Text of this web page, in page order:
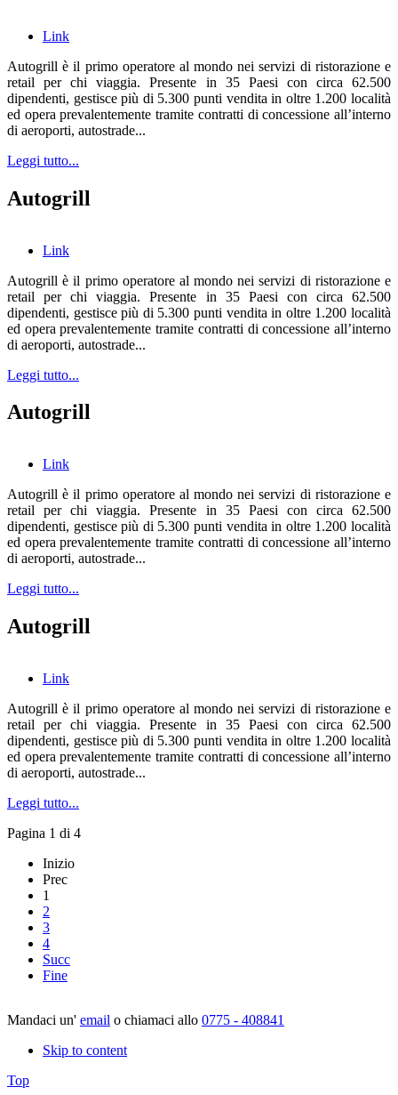
Link
Autogrill è il primo operatore al mondo nei servizi di ristorazione e
retail per chi viaggia. Presente in 35 Paesi con circa 62.500
dipendenti, gestisce più di 5.300 punti vendita in oltre 1.200 località
ed opera prevalentemente tramite contratti di concessione all’interno
di aeroporti, autostrade...
Leggi tutto...
Autogrill
Link
Autogrill è il primo operatore al mondo nei servizi di ristorazione e
retail per chi viaggia. Presente in 35 Paesi con circa 62.500
dipendenti, gestisce più di 5.300 punti vendita in oltre 1.200 località
ed opera prevalentemente tramite contratti di concessione all’interno
di aeroporti, autostrade...
Leggi tutto...
Autogrill
Link
Autogrill è il primo operatore al mondo nei servizi di ristorazione e
retail per chi viaggia. Presente in 35 Paesi con circa 62.500
dipendenti, gestisce più di 5.300 punti vendita in oltre 1.200 località
ed opera prevalentemente tramite contratti di concessione all’interno
di aeroporti, autostrade...
Leggi tutto...
Autogrill
Link
Autogrill è il primo operatore al mondo nei servizi di ristorazione e
retail per chi viaggia. Presente in 35 Paesi con circa 62.500
dipendenti, gestisce più di 5.300 punti vendita in oltre 1.200 località
ed opera prevalentemente tramite contratti di concessione all’interno
di aeroporti, autostrade...
Leggi tutto...
Pagina 1 di 4
Inizio
Prec
1
2
3
4
Succ
Fine
Mandaci un' email o chiamaci allo 0775 - 408841
Skip to content
Top